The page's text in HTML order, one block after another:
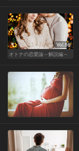
Vol.86
オトナの恋愛論～解説編～